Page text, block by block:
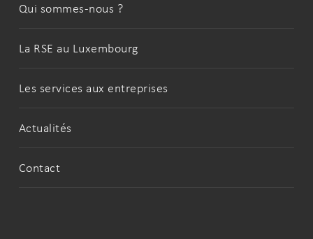
Qui sommes-nous ?
La RSE au Luxembourg
Les services aux entreprises
Actualités
Contact